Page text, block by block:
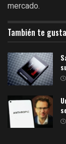
mercado.
También te